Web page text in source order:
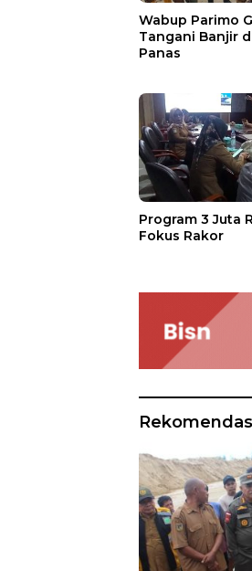
Wabup Parimo
Tangani Banjir
Panas
Program 3 Juta
Fokus Rakor